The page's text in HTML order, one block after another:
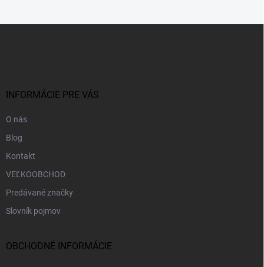
INFORMÁCIE PRE VÁS
O nás
Blog
Kontakt
VEĽKOOBCHOD
Predávané značky
Slovník pojmov
OBCHODNÉ INFORMÁCIE